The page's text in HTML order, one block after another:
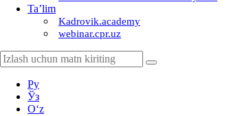
Ta’lim
Kadrovik.academy
webinar.cpr.uz
Ру
Ўз
Oʻz